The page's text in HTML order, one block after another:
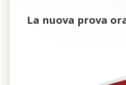
La nuova prova